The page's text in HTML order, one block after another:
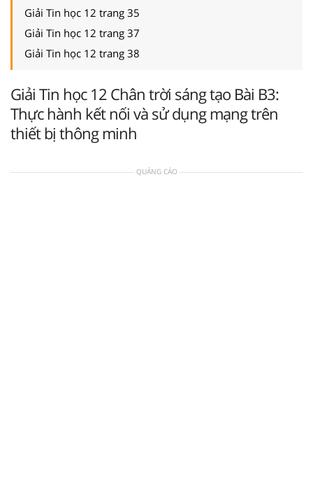
Giải Tin học 12 trang 35
Giải Tin học 12 trang 37
Giải Tin học 12 trang 38
Giải Tin học 12 Chân trời sáng tạo Bài B3:
Thực hành kết nối và sử dụng mạng trên
thiết bị thông minh
QUẢNG CÁO